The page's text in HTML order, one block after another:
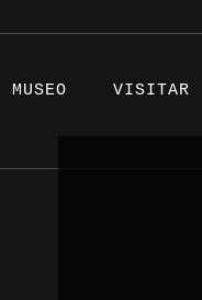
MUSEO VISITAR